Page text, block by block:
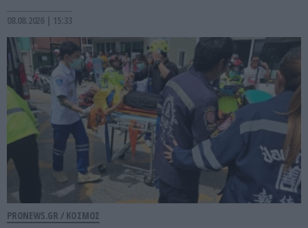
08.08.2026 | 15:33
PRONEWS.GR / ΚΟΣΜΟΣ